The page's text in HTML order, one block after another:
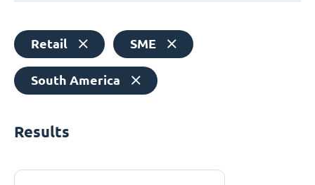
Retail SME
South America
Results